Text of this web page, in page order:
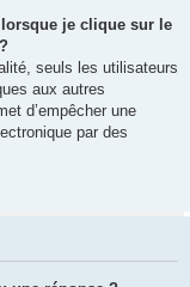
je clique sur le
seuls les utilisateurs
aux autres
d’empêcher une
par des